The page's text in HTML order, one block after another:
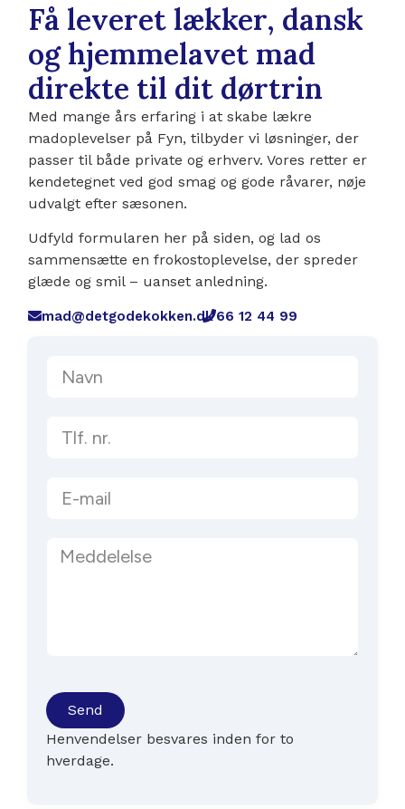
Få leveret lækker, dansk
og hjemmelavet mad
direkte til dit dørtrin
Med mange års erfaring i at skabe lækre
madoplevelser på Fyn, tilbyder vi løsninger, der
passer til både private og erhverv. Vores retter er
kendetegnet ved god smag og gode råvarer, nøje
udvalgt efter sæsonen.
Udfyld formularen her på siden, og lad os
sammensætte en frokostoplevelse, der spreder
glæde og smil – uanset anledning.
mad@detgodekokken.dk66 12 44 99
Send
Henvendelser besvares inden for to
hverdage.